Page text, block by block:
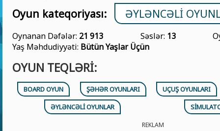
Oyun kateqoriyası:
ƏYLƏNCƏLI
Oynanan Dəfələr: 21 913 Səslər: 13
Yaş Məhdudiyyəti: Bütün Yaşlar Üçün
OYUN TEQLƏRI:
BOARD OYUN ŞƏHƏR OYUNLARI
UÇUŞ OYUNLARI
ƏYLƏNCƏLI OYUNLAR
REKLAM